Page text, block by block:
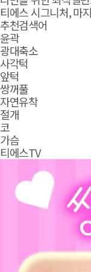
티에스 시그니처, 마
추천검색어
윤곽
광대축소
사각턱
앞턱
쌍꺼풀
자연유착
절개
코
가슴
티에스TV